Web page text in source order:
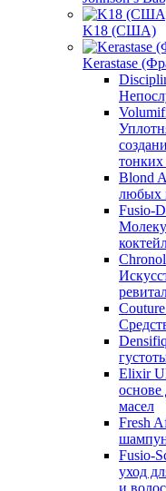
K18 (США)
Kerastase
тонких
Blond
любых
Fusio-
Elixir
масел
Fresh
Fusio-
уход
и волос